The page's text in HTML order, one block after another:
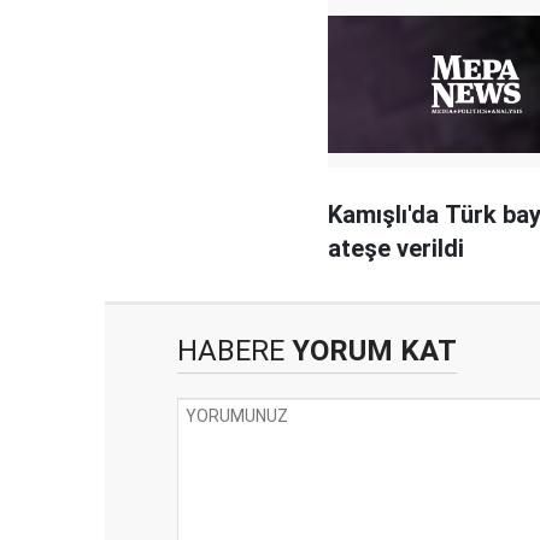
Kamışlı'da Türk
ateşe verildi
HABERE YORUM KAT